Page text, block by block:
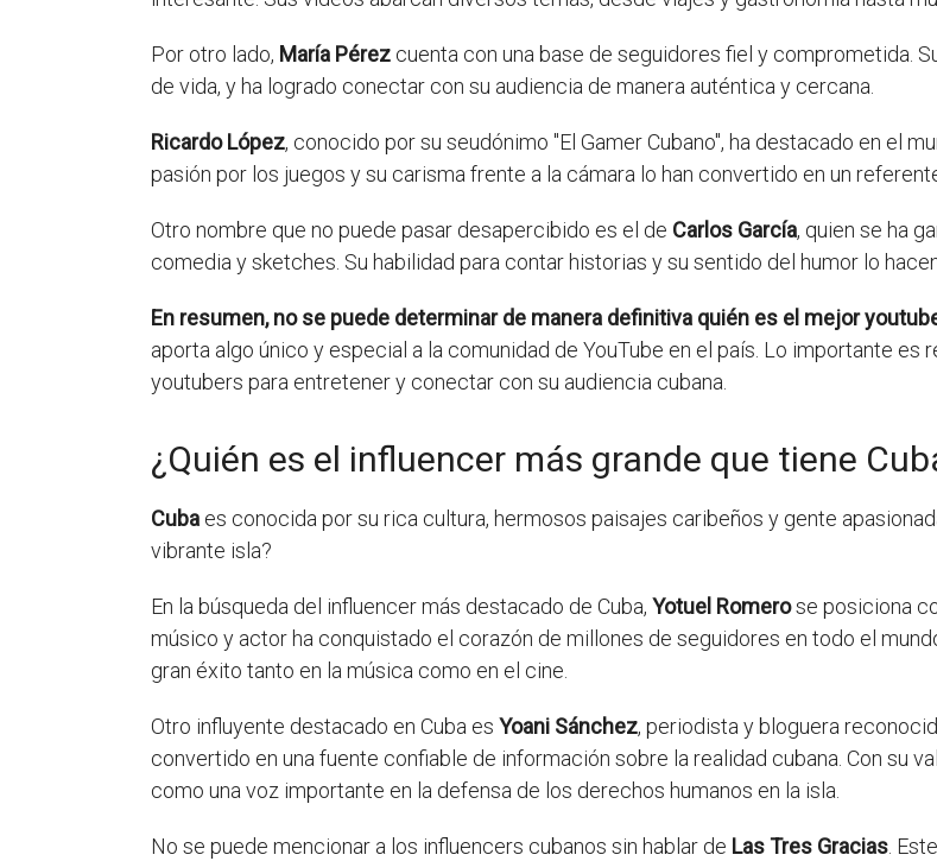
Por otro lado, María Pérez cuenta con una base de seguidores fiel y comprometida.
de vida, y ha logrado conectar con su audiencia de manera auténtica y cercana.
Ricardo López, conocido por su seudónimo "El Gamer Cubano", ha destacado en el
pasión por los juegos y su carisma frente a la cámara lo han convertido en un
Otro nombre que no puede pasar desapercibido es el de Carlos García, quien se ha
comedia y sketches. Su habilidad para contar historias y su sentido del humor lo
En resumen, no se puede determinar de manera definitiva quién es el mejor
aporta algo único y especial a la comunidad de YouTube en el país. Lo importante
youtubers para entretener y conectar con su audiencia cubana.
¿Quién es el influencer más grande que tiene
Cuba es conocida por su rica cultura, hermosos paisajes caribeños y gente
vibrante isla?
En la búsqueda del influencer más destacado de Cuba, Yotuel Romerose posiciona
músico y actor ha conquistado el corazón de millones de seguidores en todo el
gran éxito tanto en la música como en el cine.
Otro influyente destacado en Cuba es Yoani Sánchez, periodista y bloguera
convertido en una fuente confiable de información sobre la realidad cubana. Con su
como una voz importante en la defensa de los derechos humanos en la isla.
No se puede mencionar a los influencers cubanos sin hablar de Las Tres Gracias.